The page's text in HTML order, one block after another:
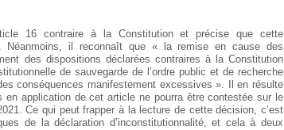
16 contraire à la Constitution et précise que cette
Néanmoins, il reconnaît que « la remise en cause des
des dispositions déclarées contraires à la Constitution
de sauvegarde de l’ordre public et de recherche
conséquences manifestement excessives ». Il en résulte
en application de cet article ne pourra être contestée sur le
Ce qui peut frapper à la lecture de cette décision, c’est
de la déclaration d’inconstitutionnalité, et cela à deux